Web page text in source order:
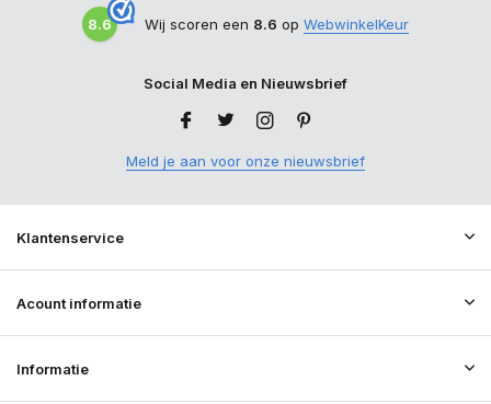
8.6 Wij scoren een 8.6 op WebwinkelKeur
Social Media en Nieuwsbrief
Meld je aan voor onze nieuwsbrief
Klantenservice
Acount informatie
Informatie